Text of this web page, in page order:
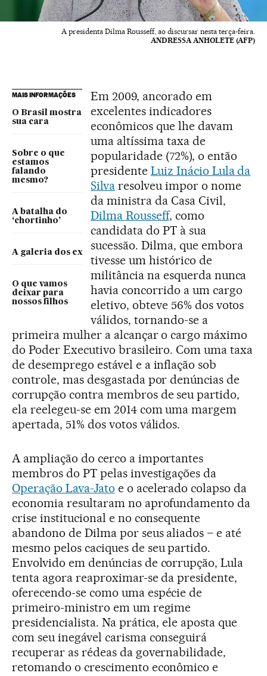
A presidenta Dilma Rousseff, ao discursar nesta terça-feira.
ANDRESSA ANHOLETE (AFP)
MAIS INFORMAÇÕES
O Brasil mostra
sua cara
Sobre o que
estamos
falando
mesmo?
A batalha do
‘chortinho’
A galeria dos ex
O que vamos
deixar para
nossos filhos
Em 2009, ancorado em
excelentes indicadores
econômicos que lhe davam
uma altíssima taxa de
popularidade (72%), o então
presidente Luiz Inácio Lula da
Silvaresolveu impor o nome
da ministra da Casa Civil,
Dilma Rousseff, como
candidata do PT à sua
sucessão. Dilma, que embora
tivesse um histórico de
militância na esquerda nunca
havia concorrido a um cargo
eletivo, obteve 56% dos votos
válidos, tornando-se a
primeira mulher a alcançar o cargo máximo
do Poder Executivo brasileiro. Com uma taxa
de desemprego estável e a inflação sob
controle, mas desgastada por denúncias de
corrupção contra membros de seu partido,
ela reelegeu-se em 2014 com uma margem
apertada, 51% dos votos válidos.
A ampliação do cerco a importantes
membros do PT pelas investigações da
Operação Lava-Jato e o acelerado colapso da
economia resultaram no aprofundamento da
crise institucional e no consequente
abandono de Dilma por seus aliados – e até
mesmo pelos caciques de seu partido.
Envolvido em denúncias de corrupção, Lula
tenta agora reaproximar-se da presidente,
oferecendo-se como uma espécie de
primeiro-ministro em um regime
presidencialista. Na prática, ele aposta que
com seu inegável carisma conseguirá
recuperar as rédeas da governabilidade,
retomando o crescimento econômico e